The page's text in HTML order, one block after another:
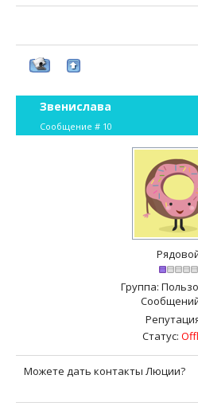
Звенислава
Сообщение # 10
Группа:
Статус:
Можете дать контакты Люции?